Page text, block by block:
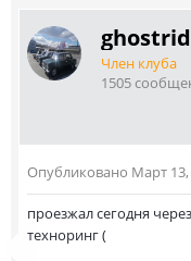
Член клуба
1505
Опубликовано Март 13,
проезжал сегодня
техноринг (